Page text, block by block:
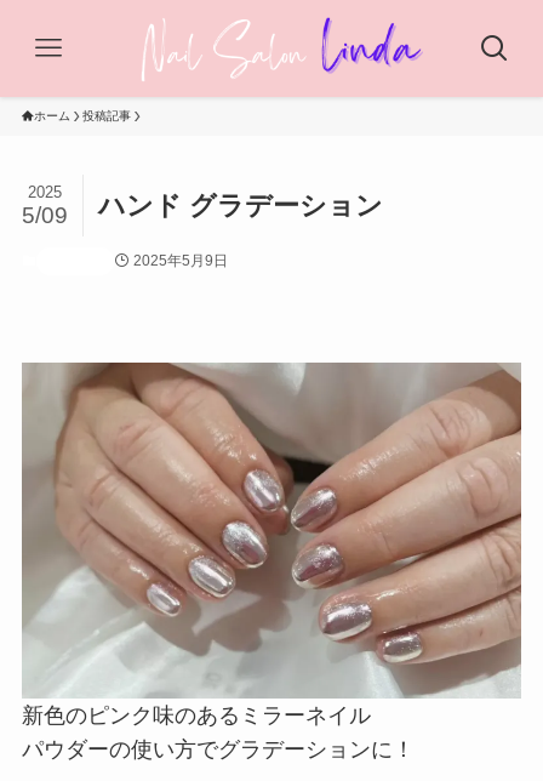
ホーム 投稿記事
ハンド グラデーション
2025
5/09
2025年5月9日
新色のピンク味のあるミラーネイル
パウダーの使い方でグラデーションに！